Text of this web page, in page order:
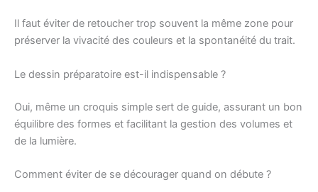
Il faut éviter de retoucher trop souvent la même zone pour
préserver la vivacité des couleurs et la spontanéité du trait.
Le dessin préparatoire est-il indispensable ?
Oui, même un croquis simple sert de guide, assurant un bon
équilibre des formes et facilitant la gestion des volumes et
de la lumière.
Comment éviter de se décourager quand on débute ?